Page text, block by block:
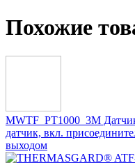
Похожие
MWTF_PT1000_3M
датчик, вкл.
выходом